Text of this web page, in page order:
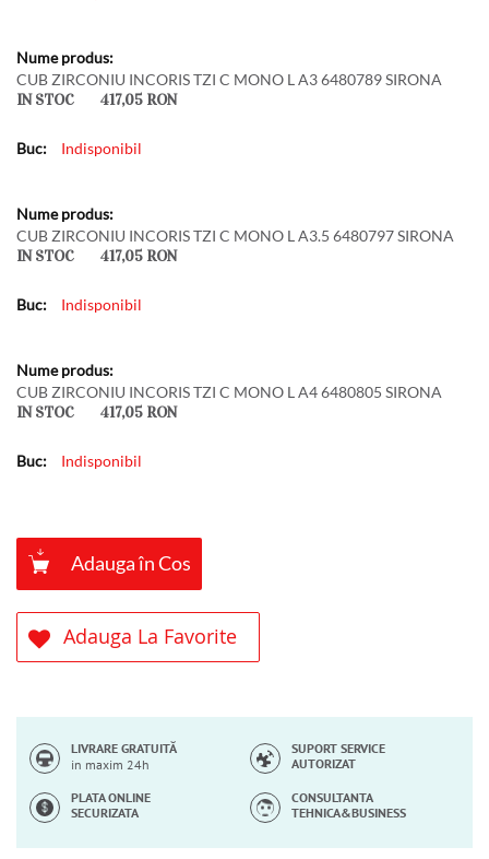
CUB ZIRCONIU INCORIS TZI C MONO L A3 6480789 SIRONA
IN STOC
417,05 RON
Indisponibil
CUB ZIRCONIU INCORIS TZI C MONO L A3.5 6480797 SIRONA
IN STOC
417,05 RON
Indisponibil
CUB ZIRCONIU INCORIS TZI C MONO L A4 6480805 SIRONA
IN STOC
417,05 RON
Indisponibil
Adauga în Cos
Adauga La Favorite
LIVRARE GRATUITĂ
in maxim 24h
SUPORT SERVICE
AUTORIZAT
PLATA ONLINE
SECURIZATA
CONSULTANTA
TEHNICA&BUSINESS